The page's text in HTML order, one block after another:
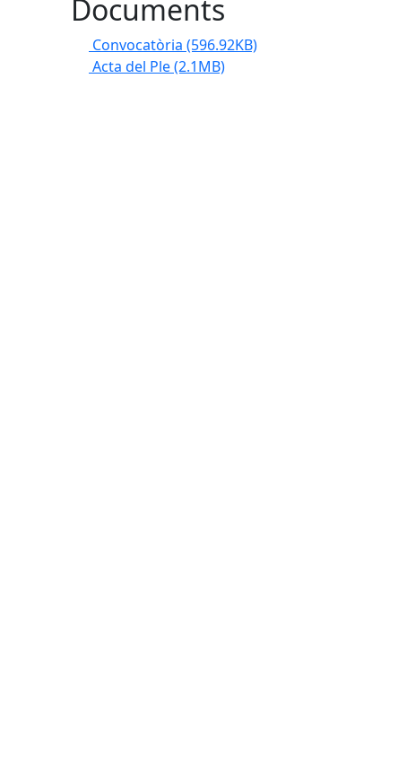
Documents
Convocatòria (596.92KB)
Acta del Ple(2.1MB)